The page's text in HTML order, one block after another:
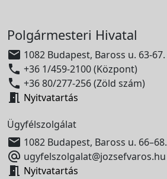
Polgármesteri Hivatal
 1082 Budapest, Baross u. 63-67.
 +36 1/459-2100 (Központ)
 +36 80/277-256 (Zöld szám)
 Nyitvatartás
Ügyfélszolgálat
 1082 Budapest, Baross u. 66–68.
 ugyfelszolgalat@jozsefvaros.hu
 Nyitvatartás